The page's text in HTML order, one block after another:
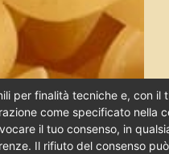
per finalità tecniche e, con il
come specificato nella
il tuo consenso, in
Il rifiuto del consenso